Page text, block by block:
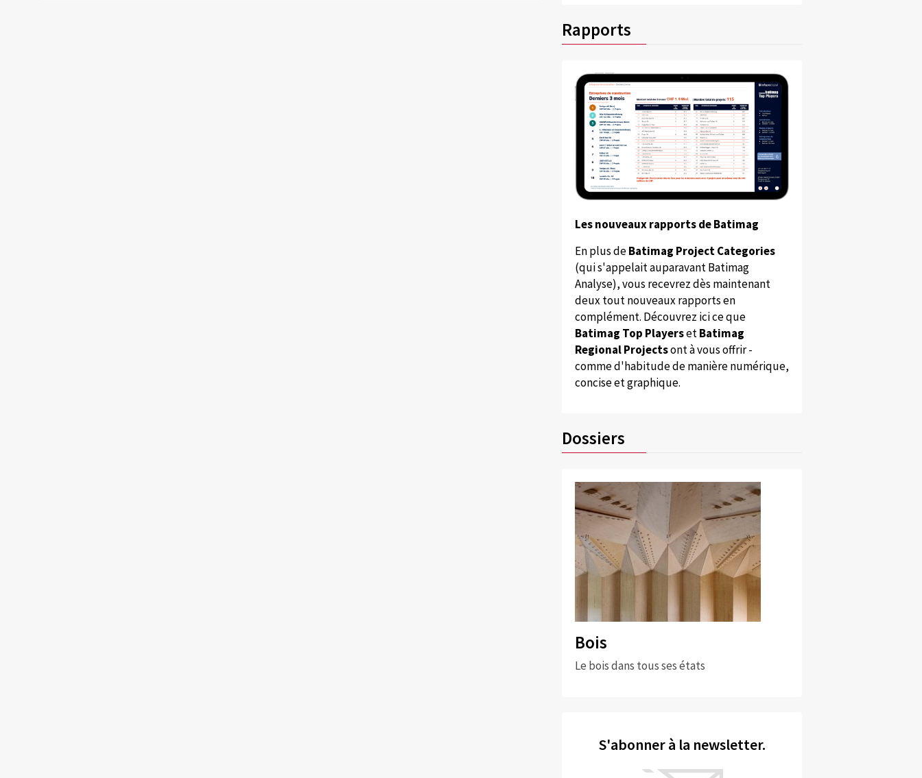
Rapports
Les nouveaux rapports de Batimag
En plus deBatimag Project Categories
(qui s'appelait auparavant Batimag
Analyse), vous recevrez dès maintenant
deux tout nouveaux rapports en
complément. Découvrez ici ce que
Batimag Top PlayersetBatimag
Regional Projectsont à vous offrir -
comme d'habitude de manière numérique,
concise et graphique.
Dossiers
Bois
Le bois dans tous ses états
S'abonner à la newsletter.